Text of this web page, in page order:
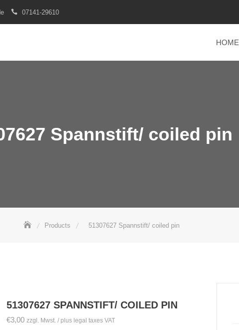
07141-29610
HOME
Spannstift/ coiled pin
Products 51307627 Spannstift/ coiled pin
51307627 SPANNSTIFT/ COILED PIN
€3,00 zzgl. Mwst. / plus legal taxes VAT